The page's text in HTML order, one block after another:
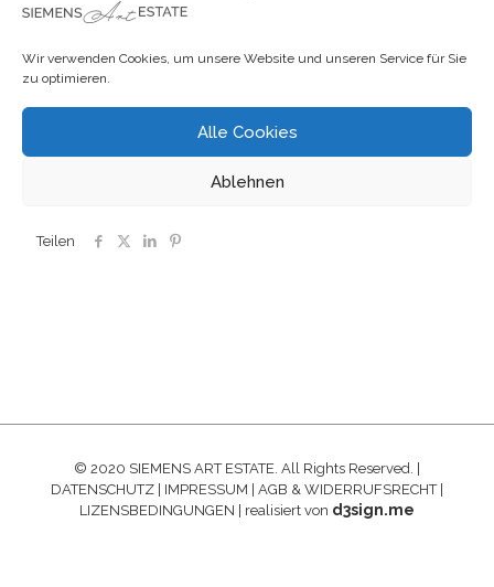
Wir verwenden Cookies, um unsere Website und unseren Service für Sie
zu optimieren.
Alle Cookies
Ablehnen
Teilen
© 2020 SIEMENS ART ESTATE. All Rights Reserved. |
DATENSCHUTZ
IMPRESSUM AGB & WIDERRUFSRECHT|
LIZENSBEDINGUNGEN | realisiert von d3sign.me